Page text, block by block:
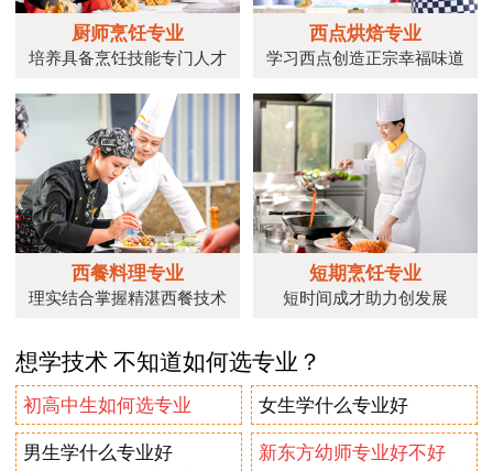
厨师烹饪专业
培养具备烹饪技能专门人才
西点烘焙专业
学习西点创造正宗幸福味道
西餐料理专业
理实结合掌握精湛西餐技术
短期烹饪专业
短时间成才助力创发展
想学技术 不知道如何选专业？
初高中生如何选专业 女生学什么专业好
男生学什么专业好 新东方幼师专业好不好